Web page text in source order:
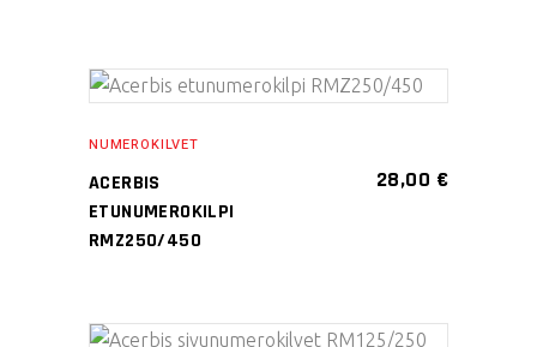
Tällä
on
valinnat
NUMEROKILVET
ACERBIS
ETUNUMEROKILPI
RMZ250/450
28,00 €